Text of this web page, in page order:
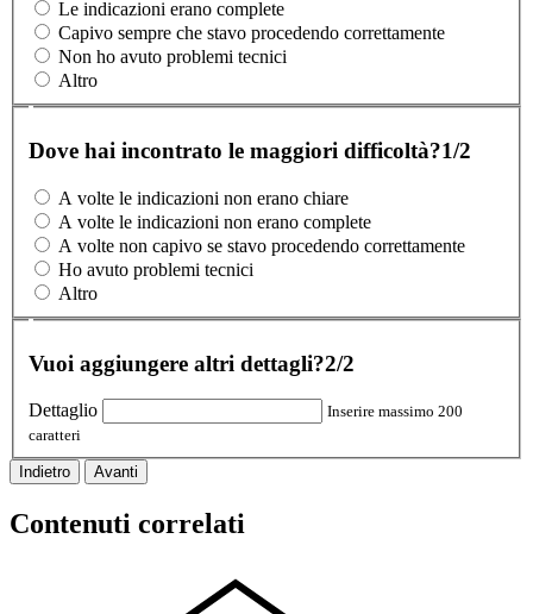
Le indicazioni erano complete
Capivo sempre che stavo procedendo correttamente
Non ho avuto problemi tecnici
Altro
Dove hai incontrato le maggiori difficoltà?1/2
A volte le indicazioni non erano chiare
A volte le indicazioni non erano complete
A volte non capivo se stavo procedendo correttamente
Ho avuto problemi tecnici
Altro
Vuoi aggiungere altri dettagli?2/2
Dettaglio
Inserire massimo 200
caratteri
Indietro Avanti
Contenuti correlati